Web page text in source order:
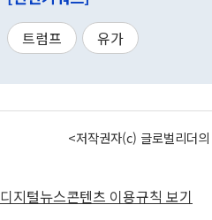
트럼프 유가
<저작권자(c) 글로벌리더
디지털뉴스콘텐츠 이용규칙 보기